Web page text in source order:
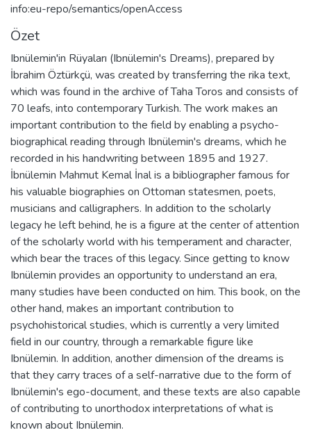
info:eu-repo/semantics/openAccess
Özet
Ibnülemin'in Rüyaları (Ibnülemin's Dreams), prepared by
İbrahim Öztürkçü, was created by transferring the rika text,
which was found in the archive of Taha Toros and consists of
70 leafs, into contemporary Turkish. The work makes an
important contribution to the field by enabling a psycho-
biographical reading through Ibnülemin's dreams, which he
recorded in his handwriting between 1895 and 1927.
İbnülemin Mahmut Kemal İnal is a bibliographer famous for
his valuable biographies on Ottoman statesmen, poets,
musicians and calligraphers. In addition to the scholarly
legacy he left behind, he is a figure at the center of attention
of the scholarly world with his temperament and character,
which bear the traces of this legacy. Since getting to know
Ibnülemin provides an opportunity to understand an era,
many studies have been conducted on him. This book, on the
other hand, makes an important contribution to
psychohistorical studies, which is currently a very limited
field in our country, through a remarkable figure like
Ibnülemin. In addition, another dimension of the dreams is
that they carry traces of a self-narrative due to the form of
Ibnülemin's ego-document, and these texts are also capable
of contributing to unorthodox interpretations of what is
known about Ibnülemin.